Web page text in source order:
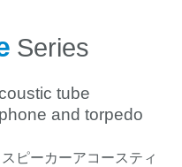
Series
tube
and torpedo
ピーカーアコースティ